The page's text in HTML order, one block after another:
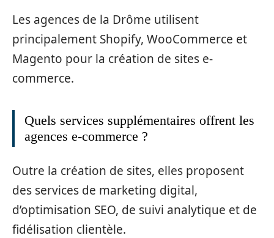
Les agences de la Drôme utilisent
principalement Shopify, WooCommerce et
Magento pour la création de sites e-
commerce.
Quels services supplémentaires offrent les
agences e-commerce ?
Outre la création de sites, elles proposent
des services de marketing digital,
d’optimisation SEO, de suivi analytique et de
fidélisation clientèle.